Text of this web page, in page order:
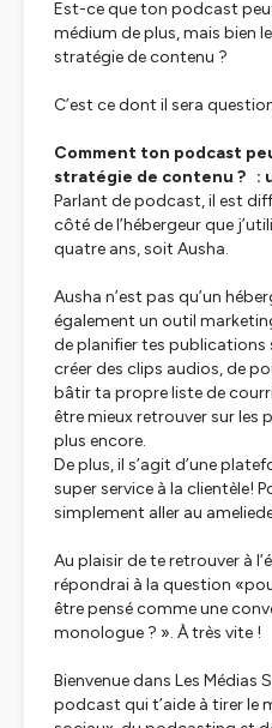
Est-ce que ton podcast
médium de plus, mais bien
stratégie de contenu ?
C’est ce dont il sera
Comment ton podcast
stratégie de contenu ? :
Parlant de podcast, il est
côté de l’hébergeur que
quatre ans, soit Ausha.
Ausha n’est pas qu’un
également un outil
de planifier tes publications
créer des clips audios, de
bâtir ta propre liste de
être mieux retrouver sur les
plus encore.
De plus, il s’agit d’une
super service à la clientèle!
simplement aller au
Au plaisir de te retrouver à
répondrai à la question
être pensé comme une
monologue ? ». À très vite !
Bienvenue dans Les Médias
podcast qui t’aide à tirer le